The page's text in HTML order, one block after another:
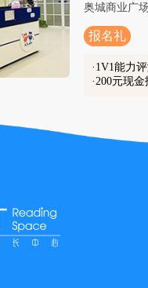
奥城商业广
报名礼
1V1能力
200元现